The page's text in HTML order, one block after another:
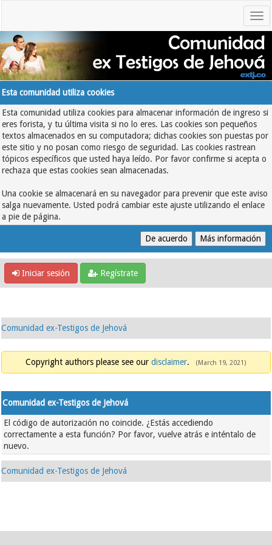
Esta comunidad utiliza cookies
Esta comunidad utiliza cookies para almacenar información de ingreso si
eres forista, y tu última visita si no lo eres. Las cookies son pequeños
textos almacenados en su computadora; dichas cookies son puestas por
este sitio y no posan como riesgo de seguridad. Las cookies rastrean
tópicos específicos que usted haya leído. Por favor confirme si acepta o
rechaza que estas cookies sean almacenadas.
Una cookie se almacenará en su navegador para prevenir que este aviso
salga nuevamente. Usted podrá cambiar este ajuste utilizando el enlace
a pie de página.
Iniciar sesión Regístrate
Comunidad ex-Testigos de Jehová
Copyright authors please see our disclaimer. (March 19, 2021)
Comunidad ex-Testigos de Jehová
El código de autorización no coincide. ¿Estás accediendo
correctamente a esta función? Por favor, vuelve atrás e inténtalo de
nuevo.
Comunidad ex-Testigos de Jehová